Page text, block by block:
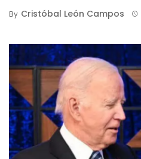
By Cristóbal León Campos